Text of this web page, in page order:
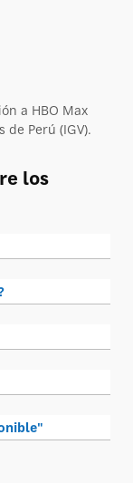
a HBO Max
Perú (IGV).
los